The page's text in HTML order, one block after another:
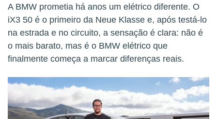
A BMW prometia há anos um elétrico diferente. O
iX3 50 é o primeiro da Neue Klasse e, após testá-lo
na estrada e no circuito, a sensação é clara: não é
o mais barato, mas é o BMW elétrico que
finalmente começa a marcar diferenças reais.